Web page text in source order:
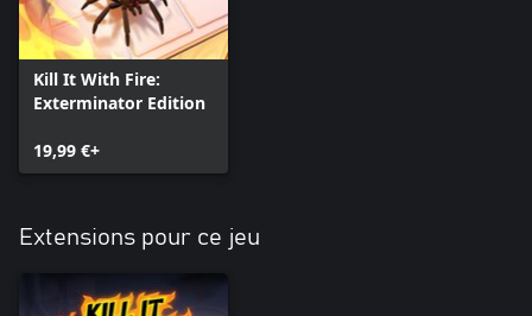
Kill It With Fire:
Exterminator Edition
19,99 €+
Extensions pour ce jeu